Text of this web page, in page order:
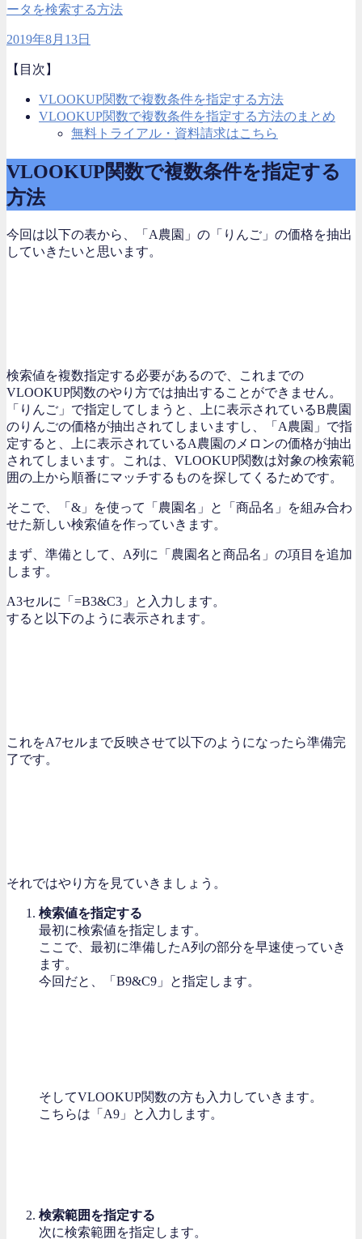
ータを検索する方法
2019年8月13日
【目次】
VLOOKUP関数で複数条件を指定する方法
VLOOKUP関数で複数条件を指定する方法のまとめ
無料トライアル・資料請求はこちら
VLOOKUP関数で複数条件を指定する
方法
今回は以下の表から、「A農園」の「りんご」の価格を抽出
していきたいと思います。
検索値を複数指定する必要があるので、これまでの
VLOOKUP関数のやり方では抽出することができません。
「りんご」で指定してしまうと、上に表示されているB農園
のりんごの価格が抽出されてしまいますし、「A農園」で指
定すると、上に表示されているA農園のメロンの価格が抽出
されてしまいます。これは、VLOOKUP関数は対象の検索範
囲の上から順番にマッチするものを探してくるためです。
そこで、「&」を使って「農園名」と「商品名」を組み合わ
せた新しい検索値を作っていきます。
まず、準備として、A列に「農園名と商品名」の項目を追加
します。
A3セルに「=B3&C3」と入力します。
すると以下のように表示されます。
これをA7セルまで反映させて以下のようになったら準備完
了です。
それではやり方を見ていきましょう。
検索値を指定する
最初に検索値を指定します。
ここで、最初に準備したA列の部分を早速使っていき
ます。
今回だと、「B9&C9」と指定します。
そしてVLOOKUP関数の方も入力していきます。
こちらは「A9」と入力します。
検索範囲を指定する
次に検索範囲を指定します。